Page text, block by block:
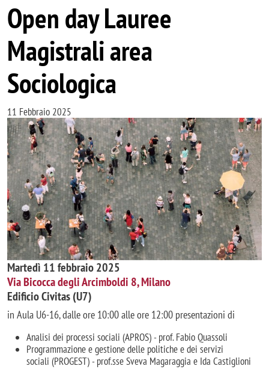
Open day Lauree
Magistrali area
Sociologica
11 Febbraio 2025
Immagine
Martedì 11 febbraio 2025
Via Bicocca degli Arcimboldi 8, Milano
Edificio Civitas (U7)
in Aula U6-16, dalle ore 10:00 alle ore 12:00 presentazioni di
Analisi dei processi sociali (APROS) - prof. Fabio Quassoli
Programmazione e gestione delle politiche e dei servizi
sociali (PROGEST) - prof.sse Sveva Magaraggia e Ida Castiglioni